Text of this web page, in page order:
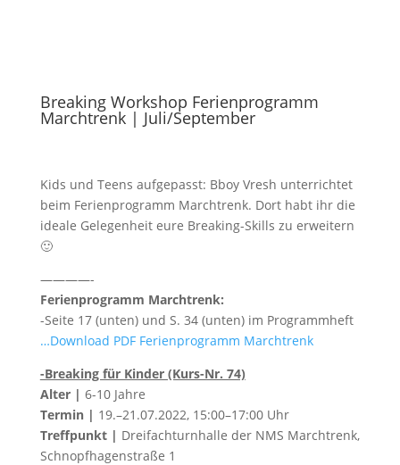
Breaking Workshop Ferienprogramm
Marchtrenk | Juli/September
Kids und Teens aufgepasst: Bboy Vresh unterrichtet
beim Ferienprogramm Marchtrenk. Dort habt ihr die
ideale Gelegenheit eure Breaking-Skills zu erweitern
🙂
————-
Ferienprogramm Marchtrenk:
-Seite 17 (unten) und S. 34 (unten) im Programmheft
…Download PDF Ferienprogramm Marchtrenk
-Breaking für Kinder (Kurs-Nr. 74)
Alter | 6-10 Jahre
Termin | 19.–21.07.2022, 15:00–17:00 Uhr
Treffpunkt | Dreifachturnhalle der NMS Marchtrenk,
Schnopfhagenstraße 1